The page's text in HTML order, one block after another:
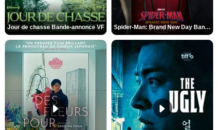
Jour de chasse Bande-annonce VF Spider-Man: Brand New Day Bande-annonce (3) VO STFR